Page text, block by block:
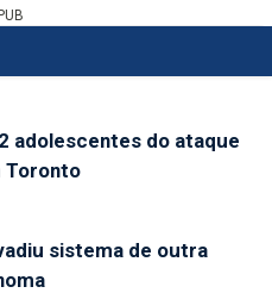
adolescentes do ataque
Toronto
sistema de outra